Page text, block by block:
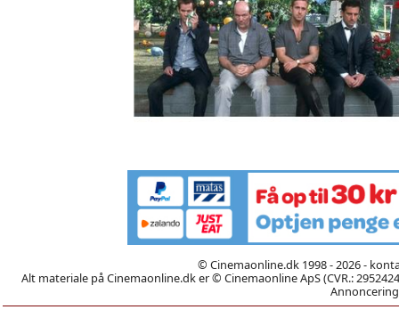
© Cinemaonline.dk 1998 - 2026 -
Alt materiale på Cinemaonline.dk er © Cinemaonline ApS (CVR.: